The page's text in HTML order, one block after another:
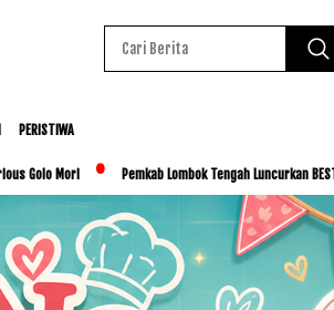
PERISTIWA
Pemkab Lombok Tengah Luncurkan BESTI, Libatkan